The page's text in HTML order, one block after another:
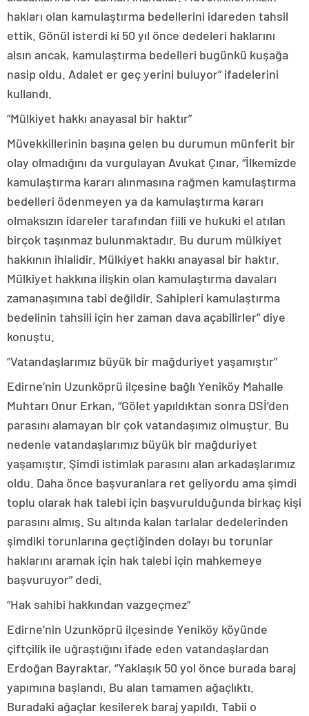
hakları olan kamulaştırma bedellerini idareden tahsil
ettik. Gönül isterdi ki 50 yıl önce dedeleri haklarını
alsın ancak, kamulaştırma bedelleri bugünkü kuşağa
nasip oldu. Adalet er geç yerini buluyor” ifadelerini
kullandı.
“Mülkiyet hakkı anayasal bir haktır”
Müvekkillerinin başına gelen bu durumun münferit bir
olay olmadığını da vurgulayan Avukat Çınar, “İlkemizde
kamulaştırma kararı alınmasına rağmen kamulaştırma
bedelleri ödenmeyen ya da kamulaştırma kararı
olmaksızın idareler tarafından fiili ve hukuki el atılan
birçok taşınmaz bulunmaktadır. Bu durum mülkiyet
hakkının ihlalidir. Mülkiyet hakkı anayasal bir haktır.
Mülkiyet hakkına ilişkin olan kamulaştırma davaları
zamanaşımına tabi değildir. Sahipleri kamulaştırma
bedelinin tahsili için her zaman dava açabilirler” diye
konuştu.
“Vatandaşlarımız büyük bir mağduriyet yaşamıştır”
Edirne’nin Uzunköprü ilçesine bağlı Yeniköy Mahalle
Muhtarı Onur Erkan, “Gölet yapıldıktan sonra DSİ’den
parasını alamayan bir çok vatandaşımız olmuştur. Bu
nedenle vatandaşlarımız büyük bir mağduriyet
yaşamıştır. Şimdi istimlak parasını alan arkadaşlarımız
oldu. Daha önce başvuranlara ret geliyordu ama şimdi
toplu olarak hak talebi için başvurulduğunda birkaç kişi
parasını almış. Su altında kalan tarlalar dedelerinden
şimdiki torunlarına geçtiğinden dolayı bu torunlar
haklarını aramak için hak talebi için mahkemeye
başvuruyor” dedi.
“Hak sahibi hakkından vazgeçmez”
Edirne’nin Uzunköprü ilçesinde Yeniköy köyünde
çiftçilik ile uğraştığını ifade eden vatandaşlardan
Erdoğan Bayraktar, “Yaklaşık 50 yol önce burada baraj
yapımına başlandı. Bu alan tamamen ağaçlıktı.
Buradaki ağaçlar kesilerek baraj yapıldı. Tabii o